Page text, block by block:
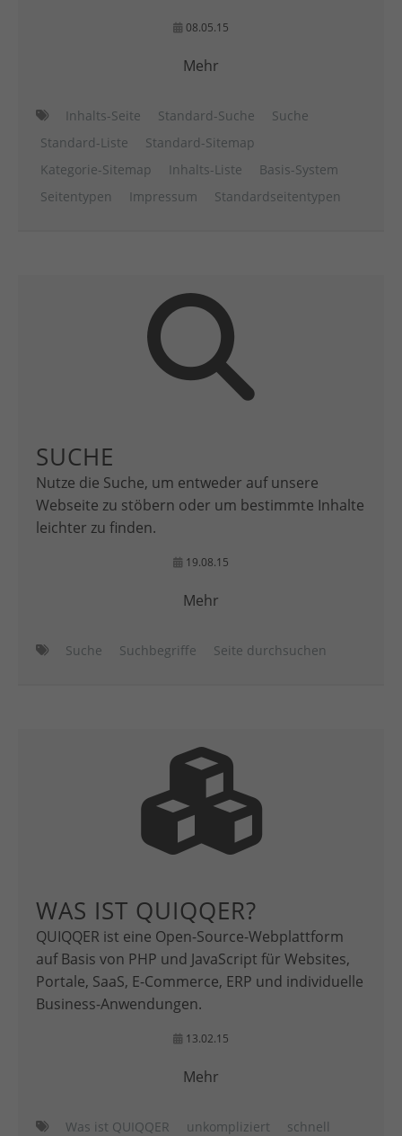
08.05.15
Mehr
Inhalts-Seite Standard-Suche
Suche
Standard-Liste
Standard-Sitemap
Kategorie-Sitemap
Inhalts-Liste
Basis-System
Seitentypen
Impressum Standardseitentypen
SUCHE
Nutze die Suche, um entweder auf unsere
Webseite zu stöbern oder um bestimmte Inhalte
leichter zu finden.
19.08.15
Mehr
Suche Suchbegriffe Seite durchsuchen
WAS IST QUIQQER?
QUIQQER ist eine Open-Source-Webplattform
auf Basis von PHP und JavaScript für Websites,
Portale, SaaS, E-Commerce, ERP und individuelle
Business-Anwendungen.
13.02.15
Mehr
Was ist QUIQQER unkompliziert
schnell